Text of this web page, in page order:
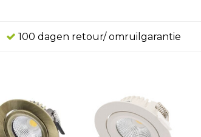
100 dagen retour/ omruilgarantie